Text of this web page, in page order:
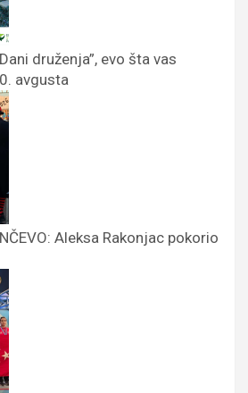
druženja”, evo šta vas
avgusta
Aleksa Rakonjac pokorio